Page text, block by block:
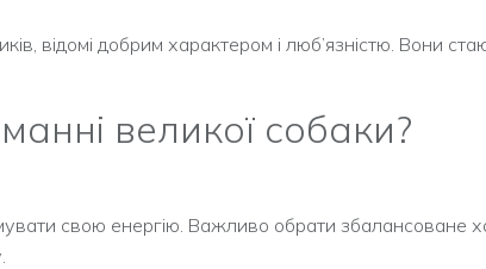
відомі добрим характером і люб’язністю. Вони
великої собаки?
свою енергію. Важливо обрати збалансоване